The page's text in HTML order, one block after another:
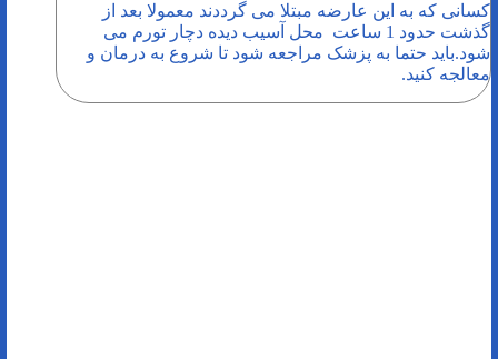
کسانی که به این عارضه مبتلا می گرددند معمولا بعد از
گذشت حدود 1 ساعت محل آسیب دیده دچار تورم می
شود.باید حتما به پزشک مراجعه شود تا شروع به درمان و
معالجه کنید.